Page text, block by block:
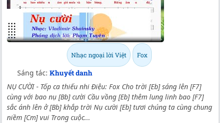
Nhạc ngoại lời Việt Fox
Sáng tác: Khuyết danh
NỤ CƯỜI - Tốp ca thiếu nhi Điệu: Fox Cho trời [Eb] sáng lên [F7]
cùng với bao nụ [Bb] cười Cầu vồng [Eb] thêm lung linh bao [F7]
sắc ánh lên ở [Bb] khắp trời Nụ cười [Eb] tươi chúng ta cùng chung
niềm [Cm] vui Trong cuộc...